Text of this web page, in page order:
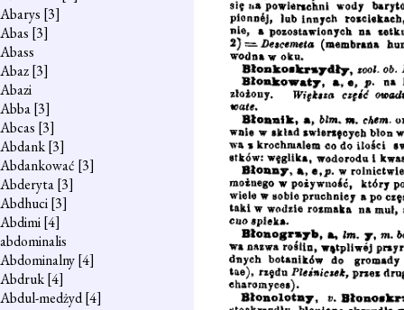
Abarys [3]
Abas [3]
Abass
Abaz[3]
Abazi
Abba[3]
Abcas [3]
Abdank[3]
Abdankować [3]
Abderyta[3]
Abdhuci[3]
Abdimi[4]
abdominalis
Abdominalny[4]
Abdruk[4]
Abdul-medżyd[4]